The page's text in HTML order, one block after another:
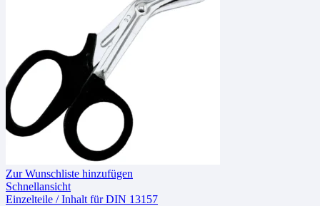
Zur Wunschliste hinzufügen
Schnellansicht
Einzelteile / Inhalt für DIN 13157